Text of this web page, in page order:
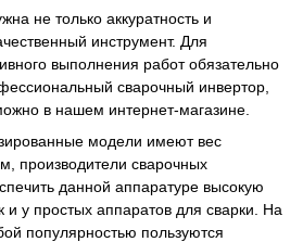
не только аккуратность и
инструмент. Для
выполнения работ обязательно
сварочный инвертор,
в нашем интернет-магазине.
модели имеют вес
производители сварочных
данной аппаратуре высокую
и у простых аппаратов для сварки. На
популярностью пользуются